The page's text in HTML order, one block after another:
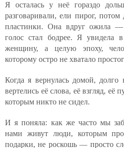
Я осталась у неё гораздо
разговаривали, ели пирог,
пластинки. Она вдруг ожила —
голос стал бодрее. Я увидела
женщину, а целую эпоху,
которому остро не хватало
Когда я вернулась домой,
вертелись её слова, её взгляд, её
которым никто не сидел.
И я поняла: как же часто мы
нами живут люди, которым
подарки, не роскошь — просто